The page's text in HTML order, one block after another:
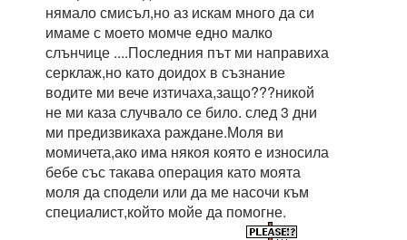
нямало смисъл,но аз искам много да си
имаме с моето момче едно малко
слънчице ....Последния път ми направиха
серклаж,но като доидох в съзнание
водите ми вече изтичаха,защо???никой
не ми каза случвало се било. след 3 дни
ми предизвикаха раждане.Моля ви
момичета,ако има някоя която е износила
бебе със такава операция като моята
моля да сподели или да ме насочи към
специалист,който мойе да помогне.